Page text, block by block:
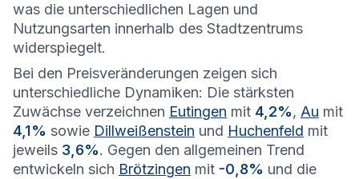
was die unterschiedlichen Lagen und
Nutzungsarten innerhalb des Stadtzentrums
widerspiegelt.
Bei den Preisveränderungen zeigen sich
unterschiedliche Dynamiken: Die stärksten
Zuwächse verzeichnen Eutingen mit 4,2%, Au mit
4,1% sowie Dillweißenstein und Huchenfeld mit
jeweils 3,6%. Gegen den allgemeinen Trend
entwickeln sich Brötzingen mit -0,8% und die